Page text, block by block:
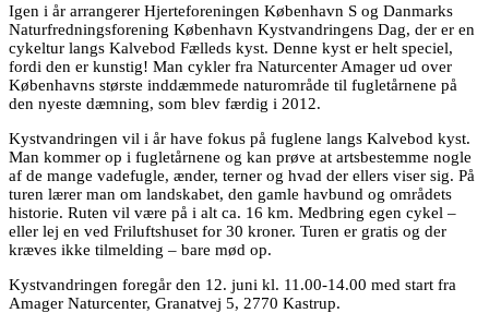
Igen i år arrangerer Hjerteforeningen København S og Danmarks
Naturfredningsforening København Kystvandringens Dag, der er en
cykeltur langs Kalvebod Fælleds kyst. Denne kyst er helt speciel,
fordi den er kunstig! Man cykler fra Naturcenter Amager ud over
Københavns største inddæmmede naturområde til fugletårnene på
den nyeste dæmning, som blev færdig i 2012.
Kystvandringen vil i år have fokus på fuglene langs Kalvebod kyst.
Man kommer op i fugletårnene og kan prøve at artsbestemme nogle
af de mange vadefugle, ænder, terner og hvad der ellers viser sig. På
turen lærer man om landskabet, den gamle havbund og områdets
historie. Ruten vil være på i alt ca. 16 km. Medbring egen cykel –
eller lej en ved Friluftshuset for 30 kroner. Turen er gratis og der
kræves ikke tilmelding – bare mød op.
Kystvandringen foregår den 12. juni kl. 11.00-14.00 med start fra
Amager Naturcenter, Granatvej 5, 2770 Kastrup.